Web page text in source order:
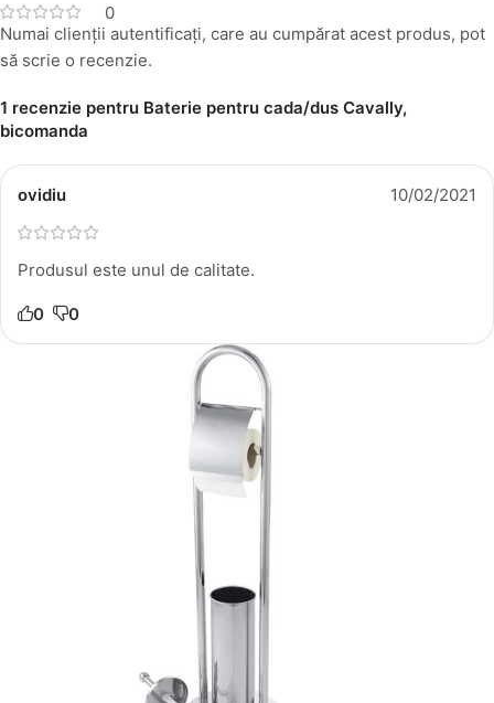
0
1 recenzie pentru Baterie pentru cada/dus Cavally,
bicomanda
ovidiu 10/02/2021
Produsul este unul de calitate.
0 0
Numai clienții autentificați, care au cumpărat acest produs, pot
să scrie o recenzie.